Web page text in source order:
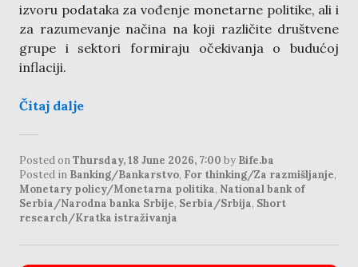
izvoru podataka za vođenje monetarne politike, ali i
za razumevanje načina na koji različite društvene
grupe i sektori formiraju očekivanja o budućoj
inflaciji.
Čitaj dalje
Posted onThursday, 18 June 2026, 7:00 by Bife.ba
Posted in Banking/Bankarstvo, For thinking/Za razmišljanje,
Monetary policy/Monetarna politika, National bank of
Serbia/Narodna banka Srbije, Serbia/Srbija, Short
research/Kratka istraživanja